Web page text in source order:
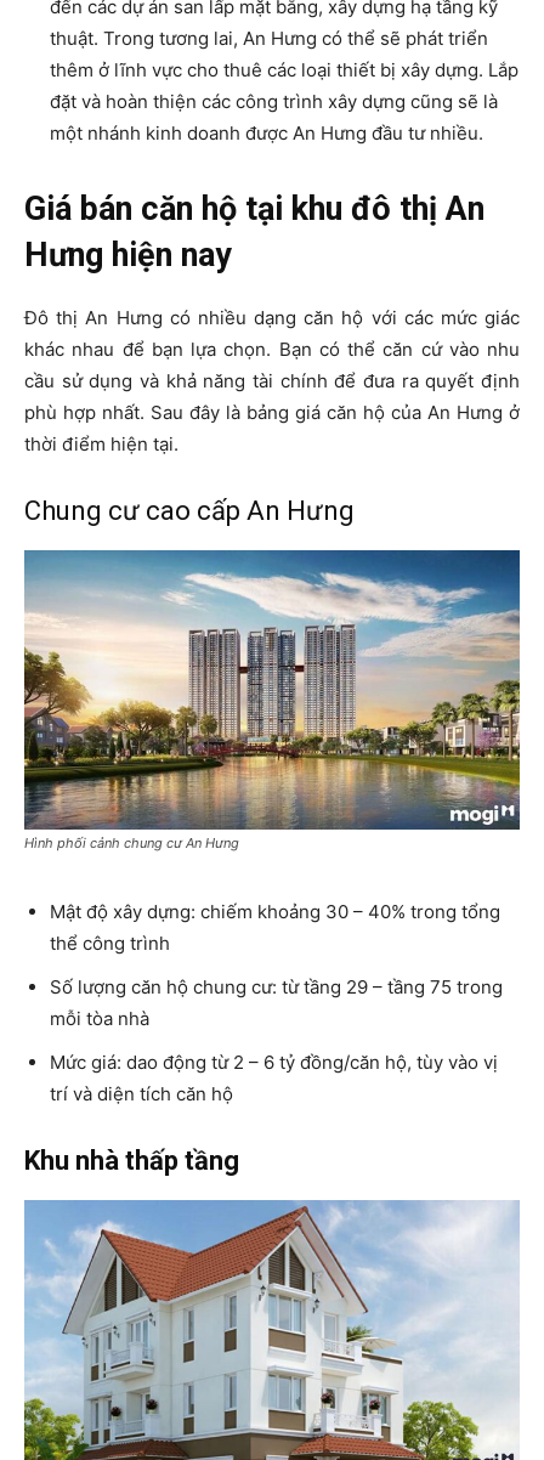
đến các dự án san lấp mặt bằng, xây dựng hạ tầng kỹ
thuật. Trong tương lai, An Hưng có thể sẽ phát triển
thêm ở lĩnh vực cho thuê các loại thiết bị xây dựng. Lắp
đặt và hoàn thiện các công trình xây dựng cũng sẽ là
một nhánh kinh doanh được An Hưng đầu tư nhiều.
Giá bán căn hộ tại khu đô thị An
Hưng hiện nay
Đô thị An Hưng có nhiều dạng căn hộ với các mức giác
khác nhau để bạn lựa chọn. Bạn có thể căn cứ vào nhu
cầu sử dụng và khả năng tài chính để đưa ra quyết định
phù hợp nhất. Sau đây là bảng giá căn hộ của An Hưng ở
thời điểm hiện tại.
Chung cư cao cấp An Hưng
Hình phối cảnh chung cư An Hưng
Mật độ xây dựng: chiếm khoảng 30 – 40% trong tổng
thể công trình
Số lượng căn hộ chung cư: từ tầng 29 – tầng 75 trong
mỗi tòa nhà
Mức giá: dao động từ 2 – 6 tỷ đồng/căn hộ, tùy vào vị
trí và diện tích căn hộ
Khu nhà thấp tầng